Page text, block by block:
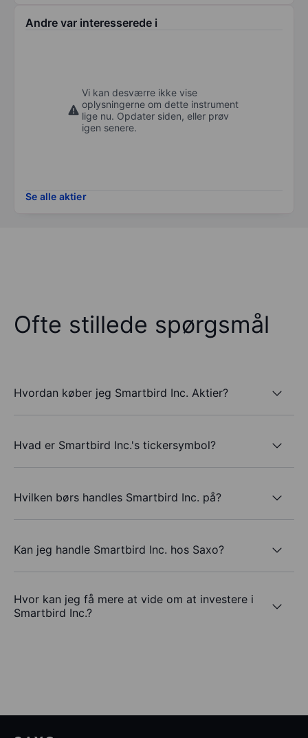
Andre var interesserede i
Vi kan desværre ikke vise
oplysningerne om dette instrument
lige nu. Opdater siden, eller prøv
igen senere.
Se alle aktier
Ofte stillede spørgsmål
Hvordan køber jeg Smartbird Inc. Aktier?
Hvad er Smartbird Inc.'s tickersymbol?
Hvilken børs handles Smartbird Inc. på?
Kan jeg handle Smartbird Inc. hos Saxo?
Hvor kan jeg få mere at vide om at investere i
Smartbird Inc.?